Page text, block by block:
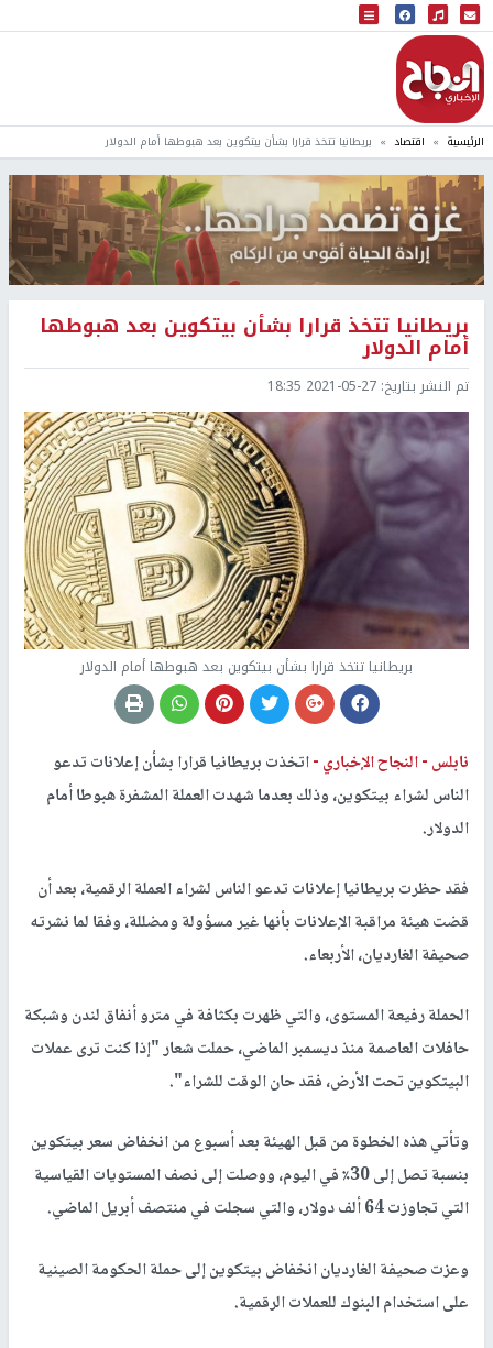
البث المباشر
إذاعة النجاح
الرئيسية اقتصاد بريطانيا تتخذ قرارا بشأن بيتكوين بعد هبوطها أمام الدولار
بريطانيا تتخذ قرارا بشأن بيتكوين بعد هبوطها
أمام الدولار
تم النشر بتاريخ: 2021-05-27 18:35
بريطانيا تتخذ قرارا بشأن بيتكوين بعد هبوطها أمام الدولار
نابلس -النجاح الإخباري -اتخذت بريطانيا قرارا بشأن إعلانات تدعو
الناس لشراء بيتكوين، وذلك بعدما شهدت العملة المشفرة هبوطا أمام
الدولار.
فقد حظرت بريطانيا إعلانات تدعو الناس لشراء العملة الرقمية، بعد أن
قضت هيئة مراقبة الإعلانات بأنها غير مسؤولة ومضللة، وفقا لما نشرته
صحيفة الغارديان، الأربعاء.
الحملة رفيعة المستوى، والتي ظهرت بكثافة في مترو أنفاق لندن وشبكة
حافلات العاصمة منذ ديسمبر الماضي، حملت شعار "إذا كنت ترى عملات
البيتكوين تحت الأرض، فقد حان الوقت للشراء".
وتأتي هذه الخطوة من قبل الهيئة بعد أسبوع من انخفاض سعر بيتكوين
بنسبة تصل إلى 30٪ في اليوم، ووصلت إلى نصف المستويات القياسية
التي تجاوزت 64 ألف دولار، والتي سجلت في منتصف أبريل الماضي.
وعزت صحيفة الغارديان انخفاض بيتكوين إلى حملة الحكومة الصينية
على استخدام البنوك للعملات الرقمية.